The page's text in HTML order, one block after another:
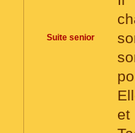
Suite senior